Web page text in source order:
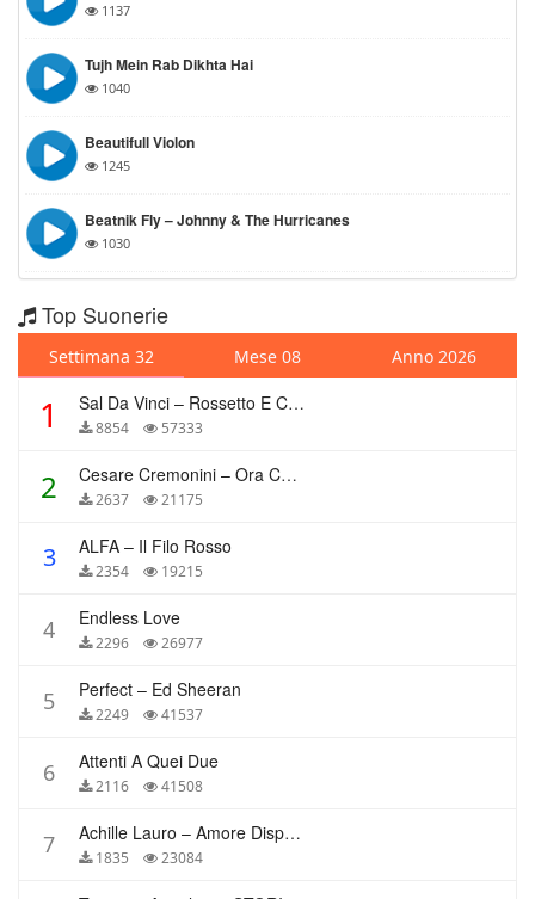
1137
Tujh Mein Rab Dikhta Hai
1040
Beautifull Violon
1245
Beatnik Fly – Johnny & The Hurricanes
1030
Top Suonerie
Settimana 32 Mese 08 Anno 2026
1 Sal Da Vinci – Rossetto E Caffè
8854 57333
2 Cesare Cremonini – Ora Che Non Ho Più Te
2637 21175
3 ALFA – Il Filo Rosso
2354 19215
4 Endless Love
2296 26977
5 Perfect – Ed Sheeran
2249 41537
6 Attenti A Quei Due
2116 41508
7 Achille Lauro – Amore Disperato
1835 23084